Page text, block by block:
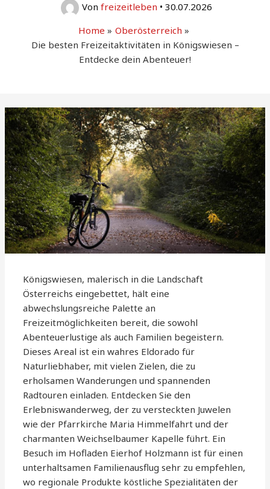
Von freizeitleben • 30.07.2026
Home
Oberösterreich
Die besten Freizeitaktivitäten in Königswiesen –
Entdecke dein Abenteuer!
Königswiesen, malerisch in die Landschaft
Österreichs eingebettet, hält eine
abwechslungsreiche Palette an
Freizeitmöglichkeiten bereit, die sowohl
Abenteuerlustige als auch Familien begeistern.
Dieses Areal ist ein wahres Eldorado für
Naturliebhaber, mit vielen Zielen, die zu
erholsamen Wanderungen und spannenden
Radtouren einladen. Entdecken Sie den
Erlebniswanderweg, der zu versteckten Juwelen
wie der Pfarrkirche Maria Himmelfahrt und der
charmanten Weichselbaumer Kapelle führt. Ein
Besuch im Hofladen Eierhof Holzmann ist für einen
unterhaltsamen Familienausflug sehr zu empfehlen,
wo regionale Produkte köstliche Spezialitäten der